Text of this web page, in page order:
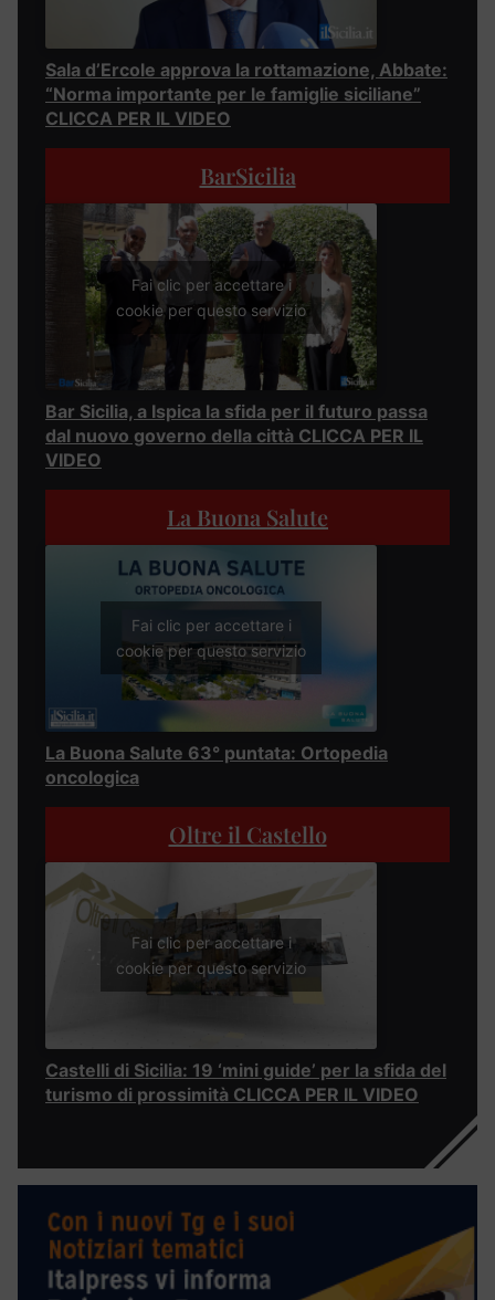
Sala d’Ercole approva la rottamazione, Abbate:
“Norma importante per le famiglie siciliane”
CLICCA PER IL VIDEO
BarSicilia
Fai clic per accettare i
cookie per questo servizio
Bar Sicilia, a Ispica la sfida per il futuro passa
dal nuovo governo della città CLICCA PER IL
VIDEO
La Buona Salute
Fai clic per accettare i
cookie per questo servizio
La Buona Salute 63° puntata: Ortopedia
oncologica
Oltre il Castello
Fai clic per accettare i
cookie per questo servizio
Castelli di Sicilia: 19 ‘mini guide’ per la sfida del
turismo di prossimità CLICCA PER IL VIDEO